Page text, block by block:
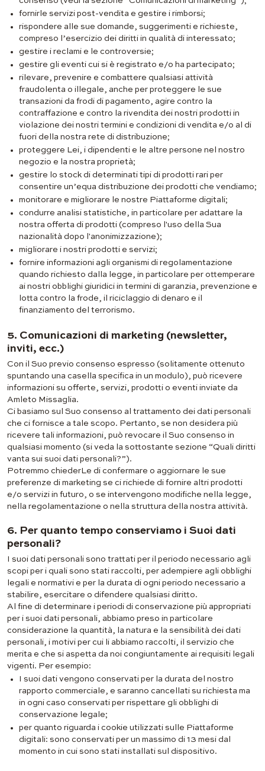
fornirle servizi post-vendita e gestire i rimborsi;
rispondere alle sue domande, suggerimenti e richieste,
compreso l’esercizio dei diritti in qualità di interessato;
gestire i reclami e le controversie;
gestire gli eventi cui si è registrato e/o ha partecipato;
rilevare, prevenire e combattere qualsiasi attività
fraudolenta o illegale, anche per proteggere le sue
transazioni da frodi di pagamento, agire contro la
contraffazione e contro la rivendita dei nostri prodotti in
violazione dei nostri termini e condizioni di vendita e/o al di
fuori della nostra rete di distribuzione;
proteggere Lei, i dipendenti e le altre persone nel nostro
negozio e la nostra proprietà;
gestire lo stock di determinati tipi di prodotti rari per
consentire un’equa distribuzione dei prodotti che vendiamo;
monitorare e migliorare le nostre Piattaforme digitali;
condurre analisi statistiche, in particolare per adattare la
nostra offerta di prodotti (compreso l'uso della Sua
nazionalità dopo l'anonimizzazione);
migliorare i nostri prodotti e servizi;
fornire informazioni agli organismi di regolamentazione
quando richiesto dalla legge, in particolare per ottemperare
ai nostri obblighi giuridici in termini di garanzia, prevenzione e
lotta contro la frode, il riciclaggio di denaro e il
finanziamento del terrorismo.
5. Comunicazioni di marketing (newsletter,
inviti, ecc.)
Con il Suo previo consenso espresso (solitamente ottenuto
spuntando una casella specifica in un modulo), può ricevere
informazioni su offerte, servizi, prodotti o eventi inviate da
Amleto Missaglia.
Ci basiamo sul Suo consenso al trattamento dei dati personali
che ci fornisce a tale scopo. Pertanto, se non desidera più
ricevere tali informazioni, può revocare il Suo consenso in
qualsiasi momento (si veda la sottostante sezione “Quali diritti
vanta sui suoi dati personali?”).
Potremmo chiederLe di confermare o aggiornare le sue
preferenze di marketing se ci richiede di fornire altri prodotti
e/o servizi in futuro, o se intervengono modifiche nella legge,
nella regolamentazione o nella struttura della nostra attività.
6. Per quanto tempo conserviamo i Suoi dati
personali?
I suoi dati personali sono trattati per il periodo necessario agli
scopi per i quali sono stati raccolti, per adempiere agli obblighi
legali e normativi e per la durata di ogni periodo necessario a
stabilire, esercitare o difendere qualsiasi diritto.
Al fine di determinare i periodi di conservazione più appropriati
per i suoi dati personali, abbiamo preso in particolare
considerazione la quantità, la natura e la sensibilità dei dati
personali, i motivi per cui li abbiamo raccolti, il servizio che
merita e che si aspetta da noi congiuntamente ai requisiti legali
vigenti. Per esempio:
I suoi dati vengono conservati per la durata del nostro
rapporto commerciale, e saranno cancellati su richiesta ma
in ogni caso conservati per rispettare gli obblighi di
conservazione legale;
per quanto riguarda i cookie utilizzati sulle Piattaforme
digitali: sono conservati per un massimo di 13 mesi dal
momento in cui sono stati installati sul dispositivo.